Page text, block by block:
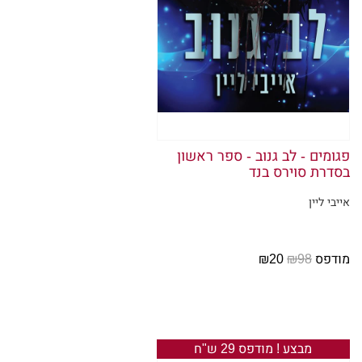
אני
פגומים - לב גנוב - ספר ראשון
בסדרת סוירס בנד
אייבי ליין
מודפס ₪98
מבצע ! מודפס 29 ש"ח